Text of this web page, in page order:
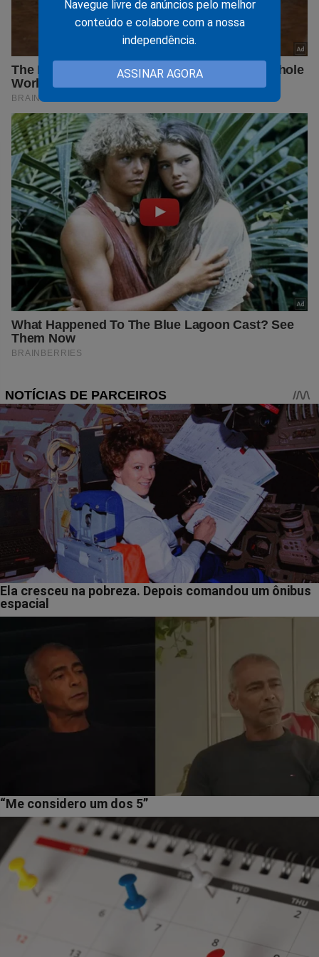
Navegue livre de anúncios pelo melhor
conteúdo e colabore com a nossa
independência.
ASSINAR AGORA